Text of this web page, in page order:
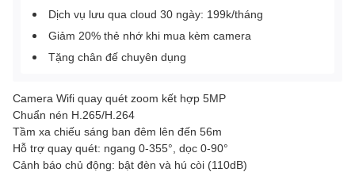
Dịch vụ lưu qua cloud 30 ngày: 199k/tháng
Giảm 20% thẻ nhớ khi mua kèm camera
Tặng chân đế chuyên dụng
Camera Wifi quay quét zoom kết hợp 5MP
Chuẩn nén H.265/H.264
Tầm xa chiếu sáng ban đêm lên đến 56m
Hỗ trợ quay quét: ngang 0-355°, dọc 0-90°
Cảnh báo chủ động: bật đèn và hú còi (110dB)